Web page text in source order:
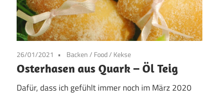
26/01/2021 Backen/ Food/ Kekse
Osterhasen aus Quark – Öl Teig
Dafür, dass ich gefühlt immer noch im März 2020